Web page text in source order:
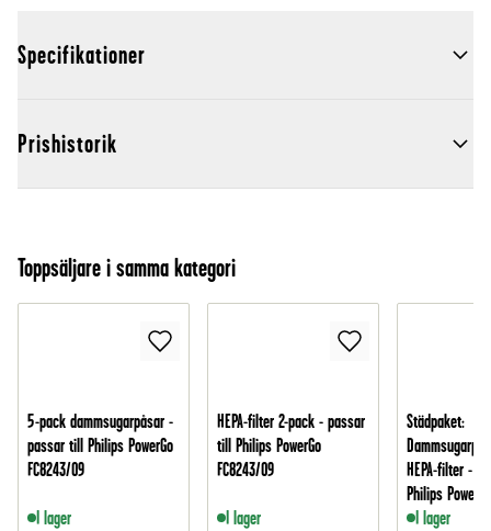
Specifikationer
Prishistorik
Toppsäljare i samma kategori
5-pack dammsugarpåsar -
passar till Philips PowerGo
FC8243/09
I lager
HEPA-filter 2-pack - passar
till Philips PowerGo
FC8243/09
I lager
Städpaket:
HEPA-filter -
Philips
I lager